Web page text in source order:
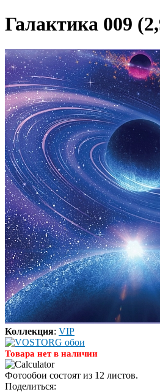
Галактика 009
Коллекция: VIP
Товара нет в наличии
Фотообои состоят из 12 листов.
Поделиться: